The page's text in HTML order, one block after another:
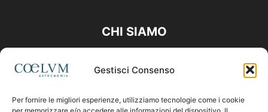
Gestisci Consenso
Per fornire le migliori esperienze, utilizziamo tecnologie come i cookie
CHI SIAMO
Contattaci:coelumastro@coelum.com
SEGUICI